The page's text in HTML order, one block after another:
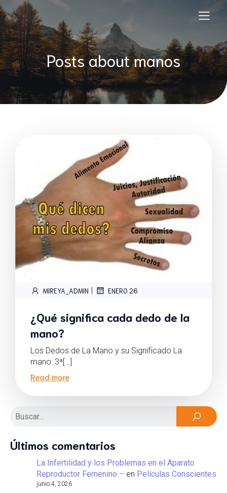
Posts about manos
MIREYA_ADMIN | ENERO 26
¿Qué significa cada dedo de la
mano?
Los Dedos de La Mano y su Significado La
mano: 3ª[…]
Read more
Últimos comentarios
La Infertilidad y los Problemas en el Aparato
Reproductor Femenino – en Películas Conscientes
junio 4, 2026